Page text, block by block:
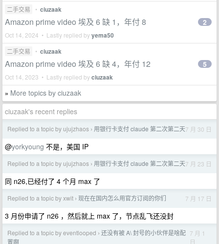
二手交易 • ciuzaak
Amazon prime video 埃及 6 缺 1，年付 8
Oct 14, 2024 • Lastly replied byyema50
2
二手交易 • ciuzaak
Amazon prime video 埃及 6 缺 4，年付 12
Oct 14, 2023 • Lastly replied byciuzaak
5
» More topics by ciuzaak
ciuzaak's recent replies
Replied to a topic by ujujzhaos › 用银行卡支付 claude 第二次第二天7 月 30 日
@yorkyoung 不是，美国 IP
Replied to a topic by ujujzhaos › 用银行卡支付 claude 第二次第二天7 月 23 日
同 n26,已经付了 4 个月 max 了
Replied to a topic by xwit › 现在在国内怎么用官方订阅的你们 7 月 17 日
3 月份申请了 n26 ，然后就上 max 了，节点乱飞还没封
Replied to a topic by eventlooped › 还没有被 A\ 封号的小伙伴是啥配
置啊
7 月 1
日